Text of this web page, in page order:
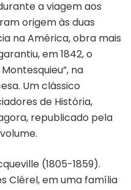
a viagem aos
origem às duas
na América, obra mais
em 1842, o
na
Um clássico
de História,
republicado pela
(1805-1859).
Clérel, em uma família